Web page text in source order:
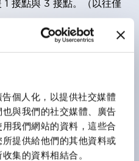
個人化，以提供社交媒體
與我們的社交媒體、廣告
我們網站的資料，這些合
提供給他們的其他資料或
集的資料相結合。
接點與 3 接點。（以往僅
高安全性的手指保護結構。
前方滲入：IP65（僅雙按
作的按鈕以及一個指示燈這
電壓規格。